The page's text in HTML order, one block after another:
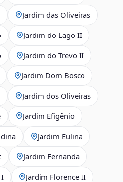
Jardim das Oliveiras
Jardim do Lago II
Jardim do Trevo II
Jardim Dom Bosco
Jardim dos Oliveiras
Jardim Efigênio
Jardim Eulina
Jardim Fernanda
I Jardim Florence II